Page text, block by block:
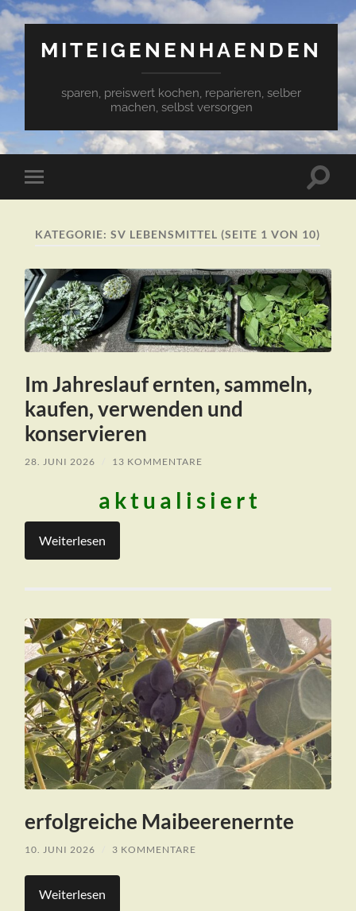
MITEIGENENHAENDEN
sparen, preiswert kochen, reparieren, selber
machen, selbst versorgen
Mobile-
Menü
KATEGORIE:SV LEBENSMITTEL (SEITE 1 VON 10)
Im Jahreslauf ernten, sammeln,
kaufen, verwenden und
konservieren
28. JUNI 2026 13 KOMMENTARE
a k t u a l i s i e r t
Weiterlesen
erfolgreiche Maibeerenernte
10. JUNI 2026 3 KOMMENTARE
Weiterlesen